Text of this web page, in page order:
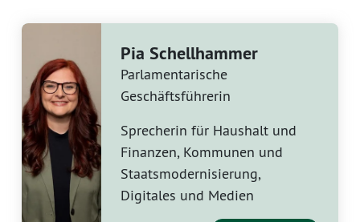
Pia Schellhammer
Parlamentarische
Geschäftsführerin
Sprecherin für Haushalt und
Finanzen, Kommunen und
Staatsmodernisierung,
Digitales und Medien